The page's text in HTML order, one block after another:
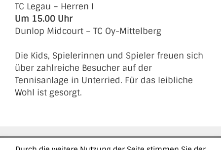
TC Legau – Herren I
Um 15.00 Uhr
Dunlop Midcourt – TC Oy-Mittelberg
Die Kids, Spielerinnen und Spieler freuen sich
über zahlreiche Besucher auf der
Tennisanlage in Unterried. Für das leibliche
Wohl ist gesorgt.